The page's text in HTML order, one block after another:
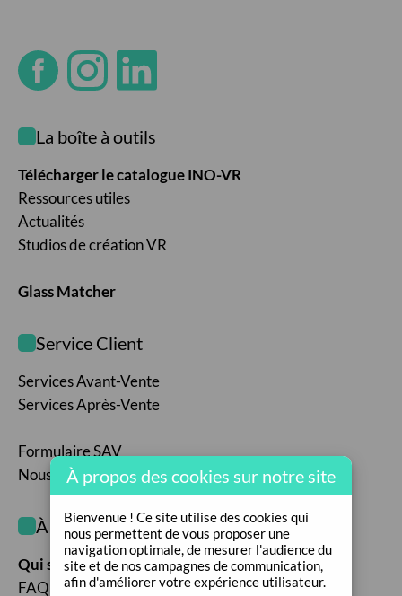
La boîte à outils
Télécharger le catalogue INO-VR
Ressources utiles
Actualités
Studios de création VR
Glass Matcher
Service Client
Services Avant-Vente
Services Après-Vente
Formulaire SAV
Nous contacter
À propos de nous
Qui sommes-nous ?
FAQ
À propos des cookies sur notre site
Bienvenue ! Ce site utilise des cookies qui
nous permettent de vous proposer une
navigation optimale, de mesurer l'audience du
site et de nos campagnes de communication,
afin d'améliorer votre expérience utilisateur.